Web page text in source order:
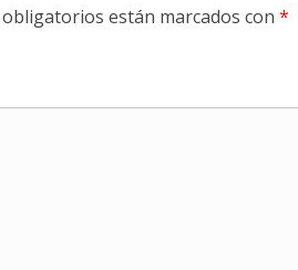
están marcados con *